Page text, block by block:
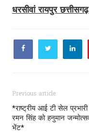
धरसीवां रायपुर छत्तीसगढ़
Previous article
*राष्ट्रीय आई टी सेल
रमन सिंह को हनुमान
भेंट*